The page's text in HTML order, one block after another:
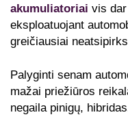
akumuliatoriai vis
eksploatuojant
greičiausiai
Palyginti senam
mažai priežiūros
negaila pinigų,